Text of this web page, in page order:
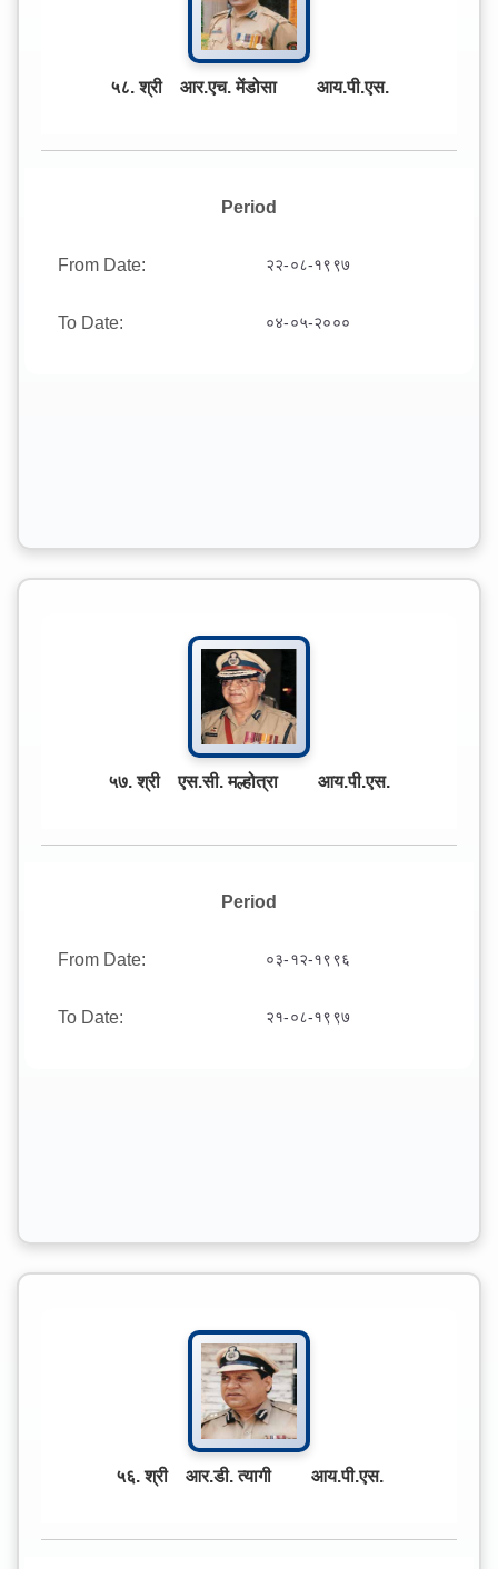
५८. श्री आर.एच. मेंडोसा आय.पी.एस.
Period
From Date: २२-०८-१९९७
To Date: ०४-०५-२०००
५७. श्री एस.सी. मल्होत्रा आय.पी.एस.
Period
From Date: ०३-१२-१९९६
To Date: २१-०८-१९९७
५६. श्री आर.डी. त्यागी आय.पी.एस.